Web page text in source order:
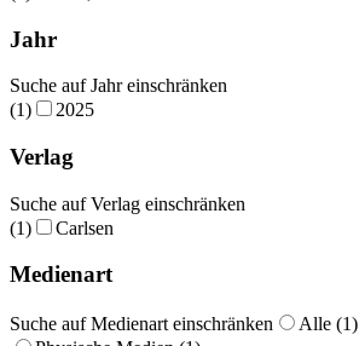
Jahr
Suche auf Jahr einschränken
(1)
2025
Verlag
Suche auf Verlag einschränken
(1)
Carlsen
Medienart
Suche auf Medienart einschränken
Alle (1)